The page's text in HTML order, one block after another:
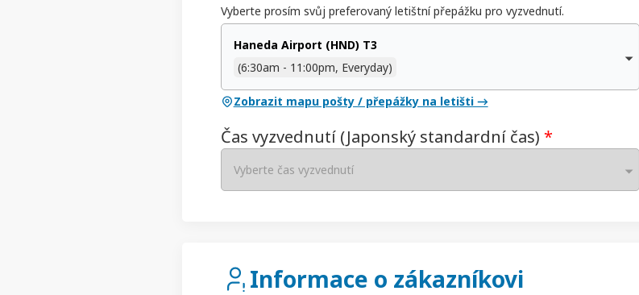
Vyberte prosím svůj preferovaný letištní přepážku pro vyzvednutí.
Haneda Airport (HND) T3
(6:30am - 11:00pm, Everyday)
Zobrazit mapu pošty / přepážky na letišti →
Čas vyzvednutí (Japonský standardní čas) *
Vyberte čas vyzvednutí
Informace o zákazníkovi